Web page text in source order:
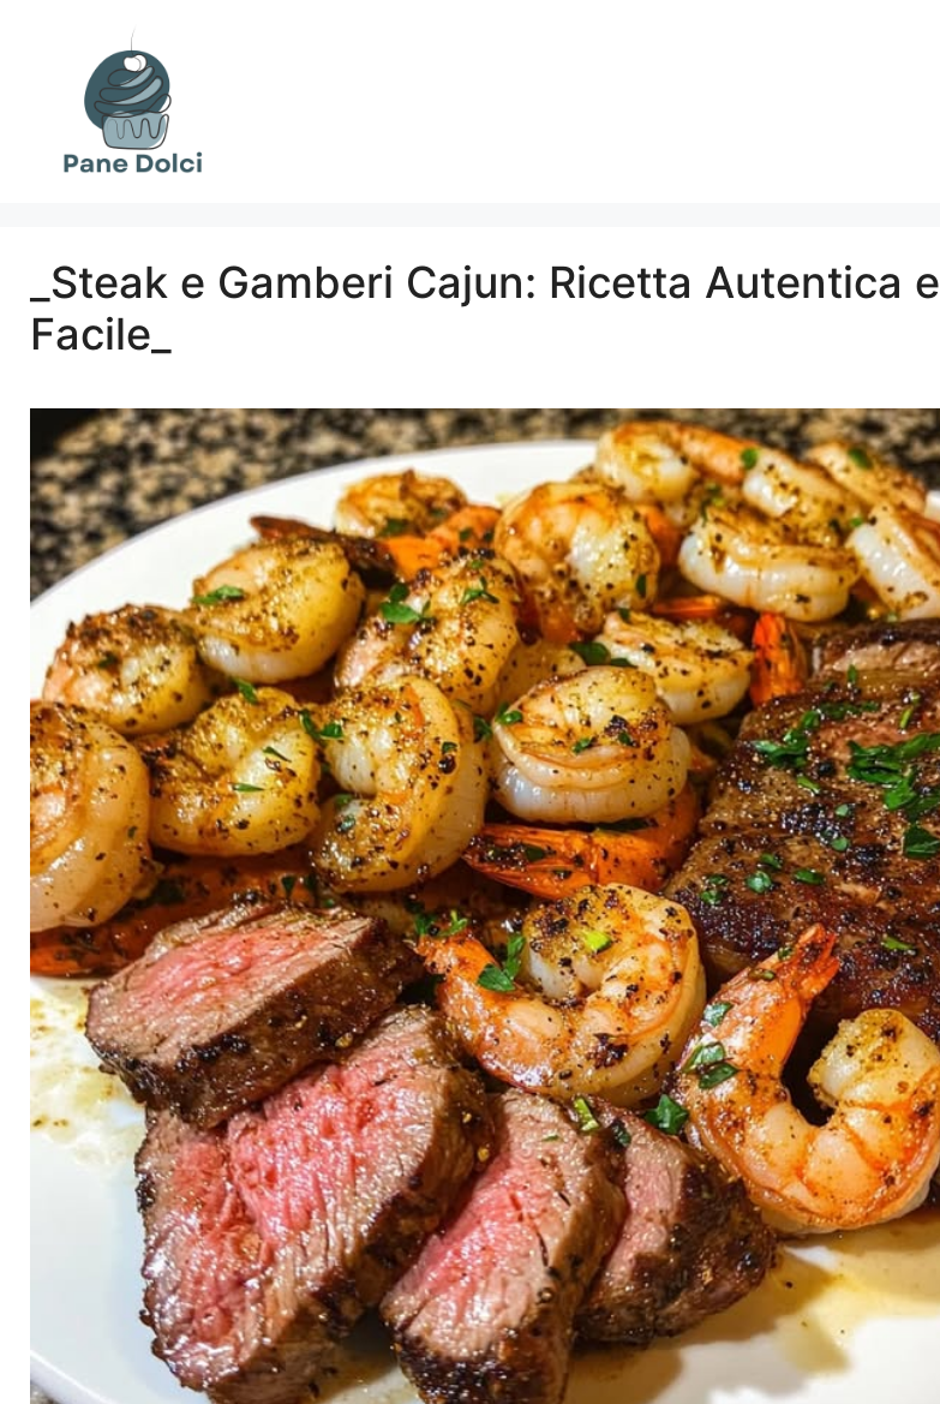
contenuto
_Steak e Gamberi Cajun: Ricetta Autentica e
Facile_